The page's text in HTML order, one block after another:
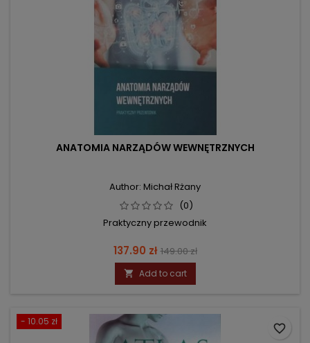
ANATOMIA NARZĄDÓW WEWNĘTRZNYCH
Author: Michał Rżany
(0)
Praktyczny przewodnik
Price
137.90 zł Regular
price
149.00 zł
 Add to cart
- 10.05 zł
favorite_border